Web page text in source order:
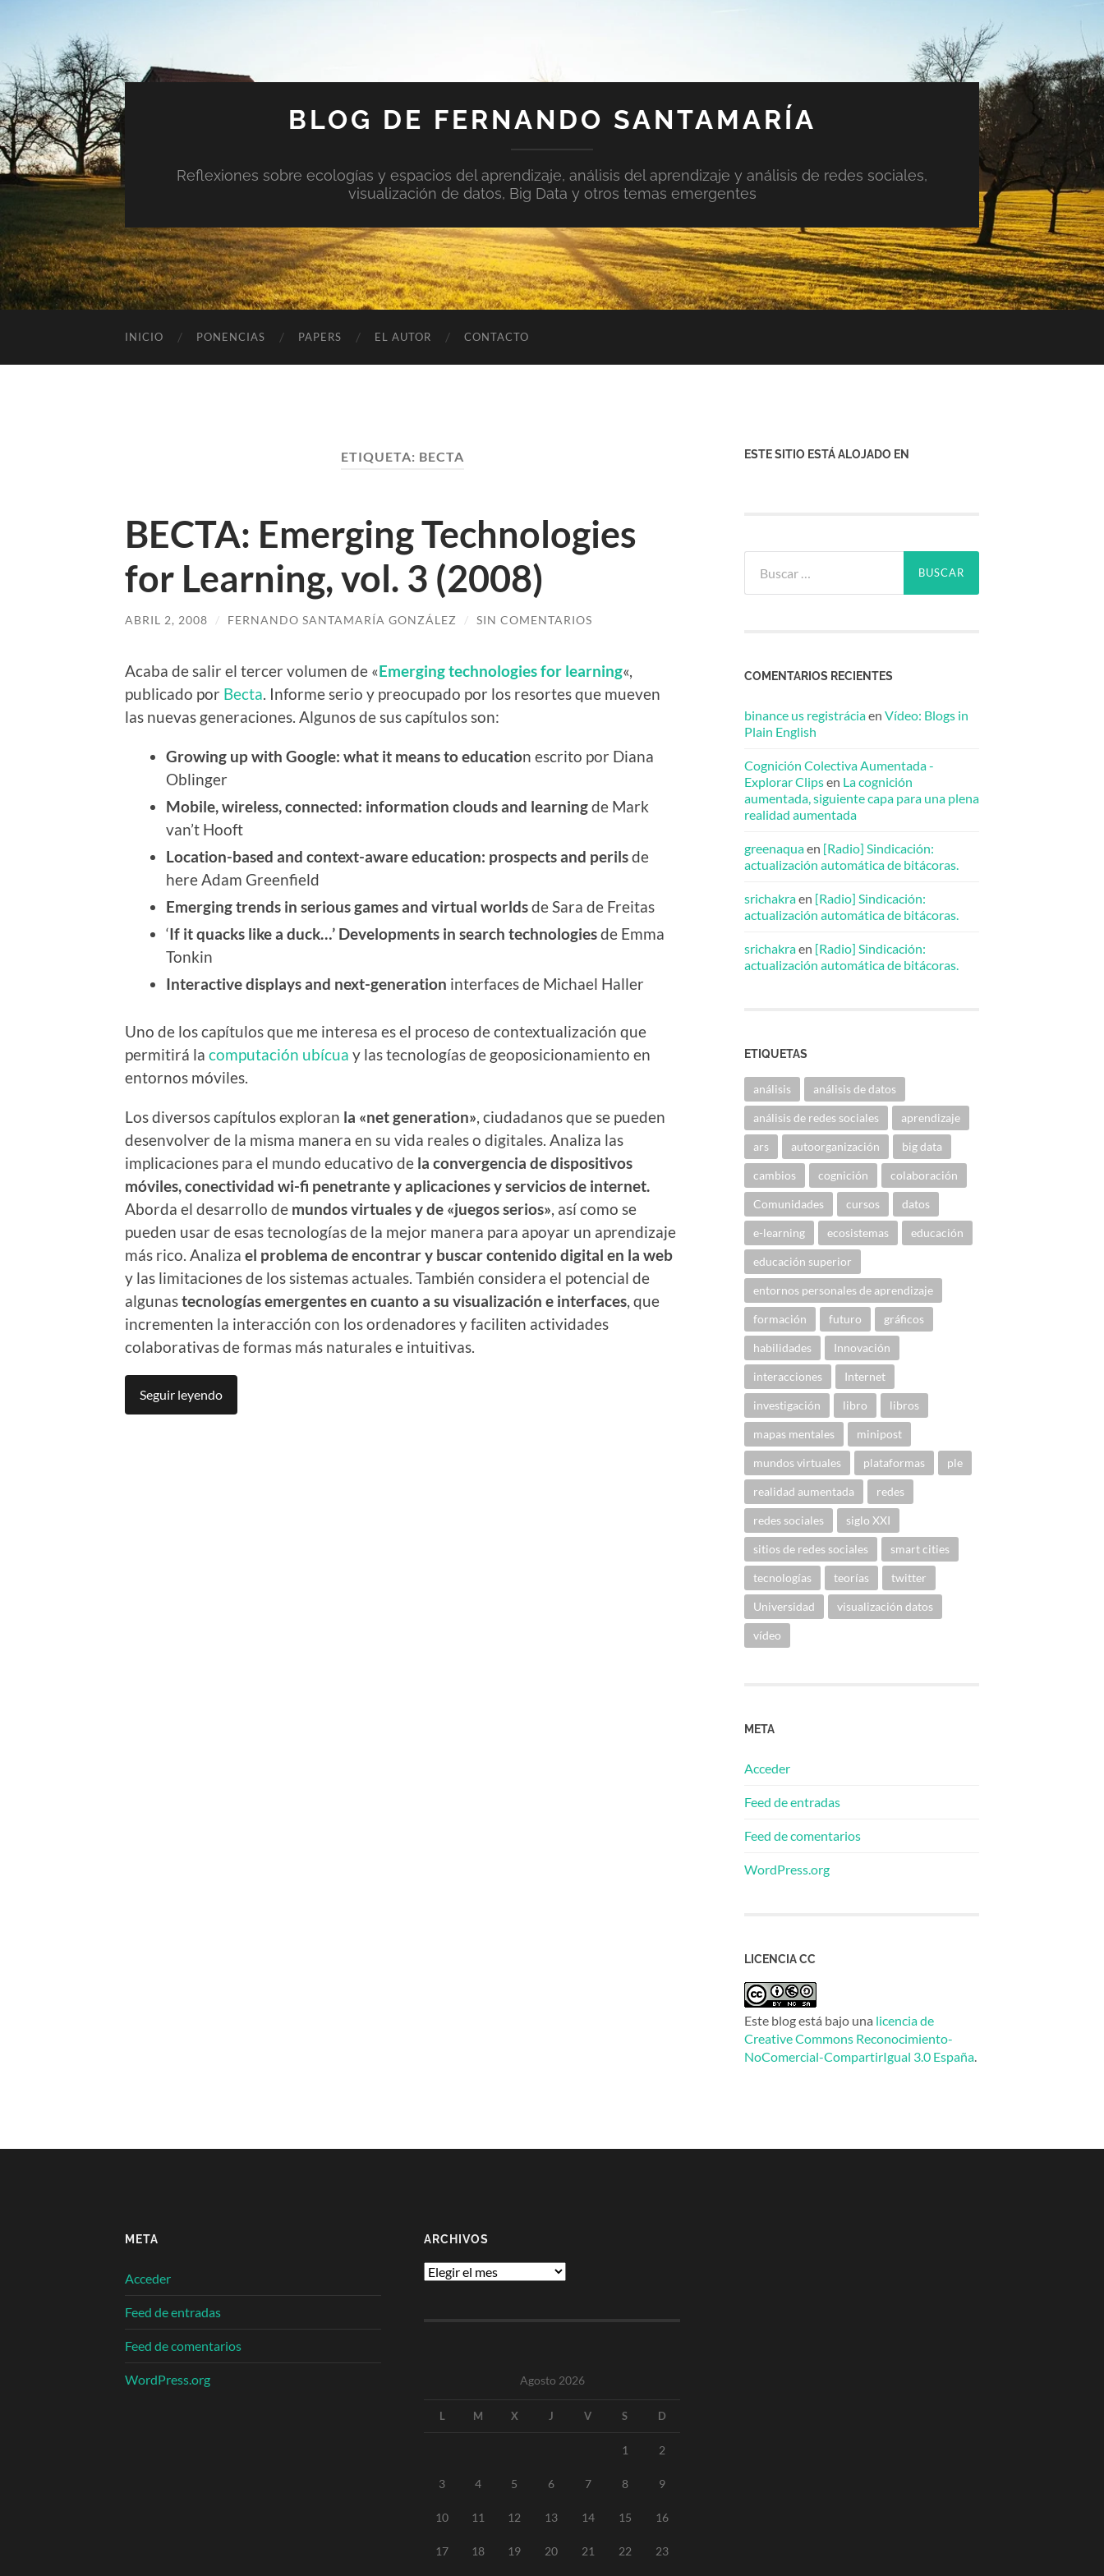
BLOG DE FERNANDO SANTAMARÍA
Reflexiones sobre ecologías y espacios del aprendizaje, análisis del aprendizaje y análisis de redes sociales,
visualización de datos, Big Data y otros temas emergentes
INICIO PONENCIAS PAPERS EL AUTOR CONTACTO
ETIQUETA: BECTA
BECTA: Emerging Technologies
for Learning, vol. 3 (2008)
ABRIL 2, 2008 / FERNANDO SANTAMARÍA GONZÁLEZ / SIN COMENTARIOS
Acaba de salir el tercer volumen de «Emerging technologies for learning«,
publicado por Becta. Informe serio y preocupado por los resortes que mueven
las nuevas generaciones. Algunos de sus capítulos son:
Growing up with Google: what it means to education escrito por Diana
Oblinger
Mobile, wireless, connected: information clouds and learningde Mark
van’t Hooft
Location-based and context-aware education: prospects and perilsde
here Adam Greenfield
Emerging trends in serious games and virtual worldsde Sara de Freitas
‘If it quacks like a duck…’ Developments in search technologiesde Emma
Tonkin
Interactive displays and next-generation interfaces de Michael Haller
Uno de los capítulos que me interesa es el proceso de contextualización que
permitirá la computación ubícua y las tecnologías de geoposicionamiento en
entornos móviles.
Los diversos capítulos exploran la «net generation», ciudadanos que se pueden
desenvolver de la misma manera en su vida reales o digitales. Analiza las
implicaciones para el mundo educativo de la convergencia de dispositivos
móviles, conectividad wi-fi penetrante y aplicaciones y servicios de internet.
Aborda el desarrollo de mundos virtuales y de «juegos serios», así como se
pueden usar de esas tecnologías de la mejor manera para apoyar un aprendizaje
más rico. Analiza el problema de encontrar y buscar contenido digital en la web
y las limitaciones de los sistemas actuales. También considera el potencial de
algunastecnologías emergentes en cuanto a su visualización e interfaces, que
incrementen la interacción con los ordenadores y faciliten actividades
colaborativas de formas más naturales e intuitivas.
Seguir leyendo
ESTE SITIO ESTÁ ALOJADO EN
COMENTARIOS RECIENTES
binance us registráciaen Vídeo: Blogs in
Plain English
Cognición Colectiva Aumentada -
Explorar Clipsen La cognición
aumentada, siguiente capa para una plena
realidad aumentada
greenaquaen [Radio] Sindicación:
actualización automática de bitácoras.
srichakraen [Radio] Sindicación:
actualización automática de bitácoras.
srichakraen [Radio] Sindicación:
actualización automática de bitácoras.
ETIQUETAS
análisis análisis de datos
análisis de redes sociales aprendizaje
ars autoorganización big data
cambios cognición colaboración
Comunidades cursos datos
e-learning ecosistemas educación
educación superior
entornos personales de aprendizaje
formación futuro gráficos
habilidades Innovación
interacciones Internet
investigación libro libros
mapas mentales minipost
mundos virtuales plataformas ple
realidad aumentada redes
redes sociales siglo XXI
sitios de redes sociales smart cities
tecnologías teorías twitter
Universidad visualización datos
vídeo
META
Acceder
Feed de entradas
Feed de comentarios
WordPress.org
LICENCIA CC
Este blog está bajo una licencia de
Creative Commons Reconocimiento-
NoComercial-CompartirIgual 3.0 España.
META
Acceder
Feed de entradas
Feed de comentarios
WordPress.org
ARCHIVOS
Archivos
Agosto 2026
L M X J V S D
1 2
3 4 5 6 7 8 9
10 11 12 13 14 15 16
17 18 19 20 21 22 23